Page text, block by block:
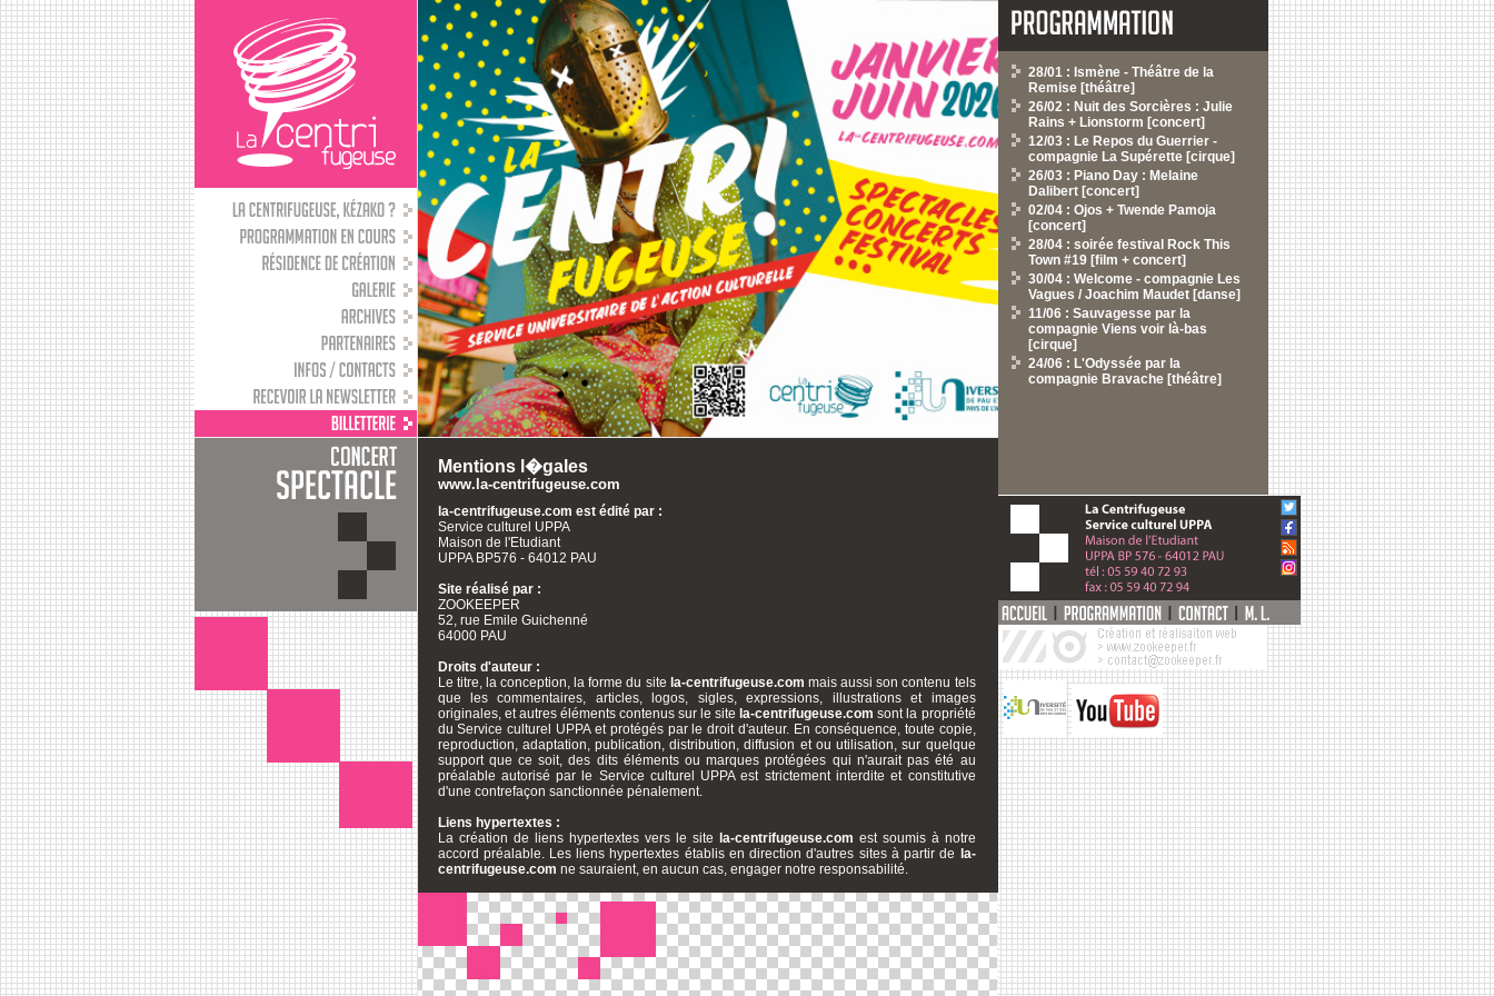
Mentions l�gales
www.la-centrifugeuse.com
la-centrifugeuse.com est édité par :
Service culturel UPPA
Maison de l'Etudiant
UPPA BP576 - 64012 PAU
Site réalisé par :
ZOOKEEPER
52, rue Emile Guichenné
64000 PAU
Droits d'auteur :
Le titre, la conception, la forme du site la-centrifugeuse.com mais aussi son contenu tels
que les commentaires, articles, logos, sigles, expressions, illustrations et images
originales, et autres éléments contenus sur le site la-centrifugeuse.com sont la propriété
du Service culturel UPPA et protégés par le droit d'auteur. En conséquence, toute copie,
reproduction, adaptation, publication, distribution, diffusion et ou utilisation, sur quelque
support que ce soit, des dits éléments ou marques protégées qui n'aurait pas été au
préalable autorisé par le Service culturel UPPA est strictement interdite et constitutive
d'une contrefaçon sanctionnée pénalement.
Liens hypertextes :
La création de liens hypertextes vers le site
la-centrifugeuse.com est soumis à notre
accord préalable. Les liens hypertextes établis en direction d'autres sites à partir de
la-
centrifugeuse.com ne sauraient, en aucun cas, engager notre responsabilité.
28/01 : Ismène - Théâtre de la
Remise [théâtre]
26/02 : Nuit des Sorcières : Julie
Rains + Lionstorm [concert]
12/03 : Le Repos du Guerrier -
compagnie La Supérette [cirque]
26/03 : Piano Day : Melaine
Dalibert [concert]
02/04 : Ojos + Twende Pamoja
[concert]
28/04 : soirée festival Rock This
Town #19 [film + concert]
30/04 : Welcome - compagnie Les
Vagues / Joachim Maudet [danse]
11/06 : Sauvagesse par la
compagnie Viens voir là-bas
[cirque]
24/06 : L'Odyssée par la
compagnie Bravache [théâtre]